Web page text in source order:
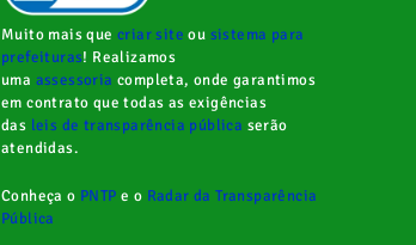
Muito mais quecriar site ou sistema para
prefeituras! Realizamos
uma assessoria completa, onde garantimos
em contrato que todas as exigências
das leis de transparência pública serão
atendidas.
Conheça o PNTP e o Radar da Transparência
Pública